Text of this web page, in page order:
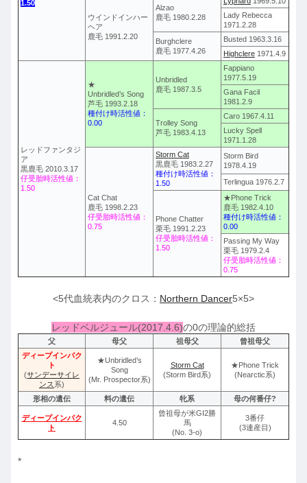
1.50
ウインドインハー
ヘア
鹿毛 1991.2.20
Alzao
鹿毛 1980.2.28
Lady Rebecca
1971.2.28
Burghclere
鹿毛 1977.4.26
Busted 1963.3.16
Highclere 1971.4.9
レッドファンタジ
ア
黒鹿毛 2010.3.17
仔受胎時活性値：
1.50
★
Unbridled’s Song
芦毛 1993.2.18
種付け時活性値：
0.00
Unbridled
鹿毛 1987.3.5
Fappiano
1977.5.19
Gana Facil
1981.2.9
Trolley Song
芦毛 1983.4.13
Caro 1967.4.11
Lucky Spell
1971.1.28
Cat Chat
鹿毛 1998.2.23
仔受胎時活性値：
0.75
Storm Cat
黒鹿毛 1983.2.27
種付け時活性値：
1.50
Storm Bird
1978.4.19
Terlingua 1976.2.7
Phone Chatter
栗毛 1991.2.23
仔受胎時活性値：
1.50
★Phone Trick
鹿毛 1982.4.10
種付け時活性値：
0.00
Passing My Way
栗毛 1979.2.4
仔受胎時活性値：
0.75
<5代血統表内のクロス： Northern Dancer5×5>
レッドベルジュール(2017.4.6)の0の理論的総括
父 母父 祖母父
曾祖母父
ディープインパク
ト
(サンデーサイレ
ンス 系)
★Unbridled’s
Song
(Mr. Prospector系)
Storm Cat
(Storm Bird系)
★Phone Trick
(Nearctic系)
形相の遺伝 料の遺伝 牝系 母の何番仔?
ディープインパク
ト
4.50
曾祖母が米GI2勝
馬
(No. 3-o)
3番仔
(3連産目)
*